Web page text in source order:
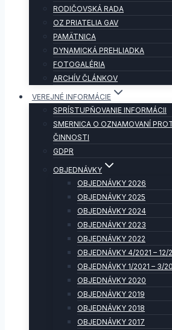
RODIČOVSKÁ RADA
OZ PRIATELIA GAV
PAMÄTNICA
DYNAMICKÁ PREHLIADKA
FOTOGALÉRIA
ARCHÍV ČLÁNKOV
VEREJNÉ INFORMÁCIE
SPRÍSTUPŇOVANIE INFORMÁCII
SMERNICA O OZNAMOVANÍ
ČINNOSTI
GDPR
OBJEDNÁVKY
OBJEDNÁVKY 2026
OBJEDNÁVKY 2025
OBJEDNÁVKY 2024
OBJEDNÁVKY 2023
OBJEDNÁVKY 2022
OBJEDNÁVKY 4/2021 – 12/
OBJEDNÁVKY 1/2021 – 3/
OBJEDNÁVKY 2020
OBJEDNÁVKY 2019
OBJEDNÁVKY 2018
OBJEDNÁVKY 2017